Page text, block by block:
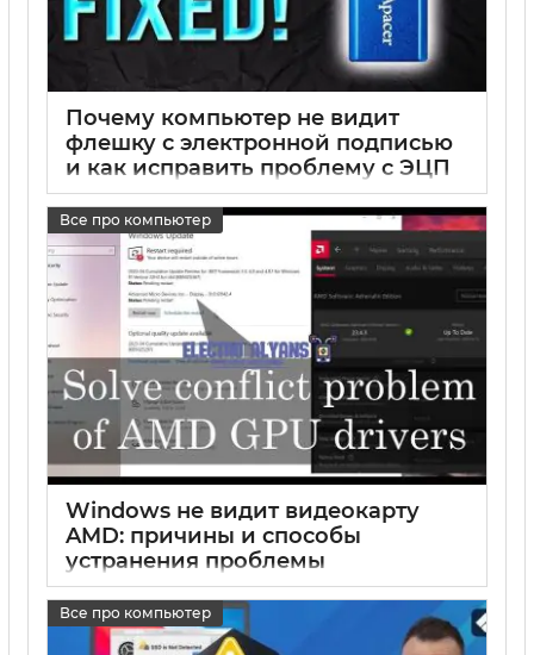
Почему компьютер не видит
флешку с электронной подписью
и как исправить проблему с ЭЦП
на флешке
17 05 2025 0
Все про компьютер
Windows не видит видеокарту
AMD: причины и способы
устранения проблемы
Все про компьютер